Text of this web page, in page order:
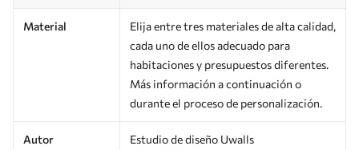
Material
Elija entre tres materiales de alta calidad,
cada uno de ellos adecuado para
habitaciones y presupuestos diferentes.
Más información a continuación o
durante el proceso de personalización.
Autor Estudio de diseño Uwalls